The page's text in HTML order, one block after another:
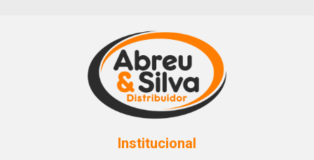
Institucional